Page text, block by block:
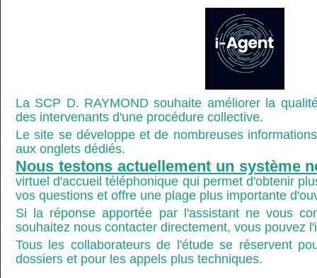
La SCP D. RAYMOND souhaite améliorer la
des intervenants d'une procédure collective.
Le site se développe et de nombreuses
aux onglets dédiés.
Nous testons actuellement un système
virtuel d'accueil téléphonique qui permet d'obtenir
vos questions et offre une plage plus importante
Si la réponse apportée par l'assistant ne vous
souhaitez nous contacter directement, vous pouvez
Tous les collaborateurs de l'étude se réservent
dossiers et pour les appels plus techniques.